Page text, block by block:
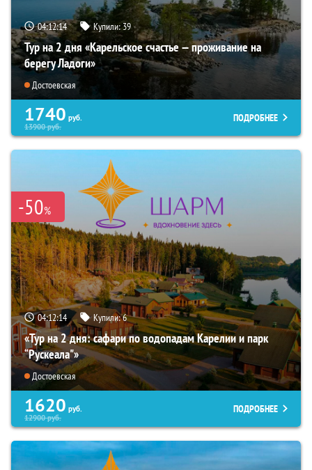
04:12:13 Купили:39
Тур на 2 дня «Карельское счастье — проживание на
берегу Ладоги»
Достоевская
1740 руб.
13900руб.
ПОДРОБНЕЕ
-50%
04:12:13 Купили:6
«Тур на 2 дня: сафари по водопадам Карелии и парк
“Рускеала"»
Достоевская
1620 руб.
12900руб.
ПОДРОБНЕЕ